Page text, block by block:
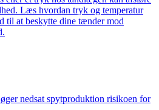
Læs hvordan tryk og temperatur
til at beskytte dine tænder mod
nedsat spytproduktion risikoen for